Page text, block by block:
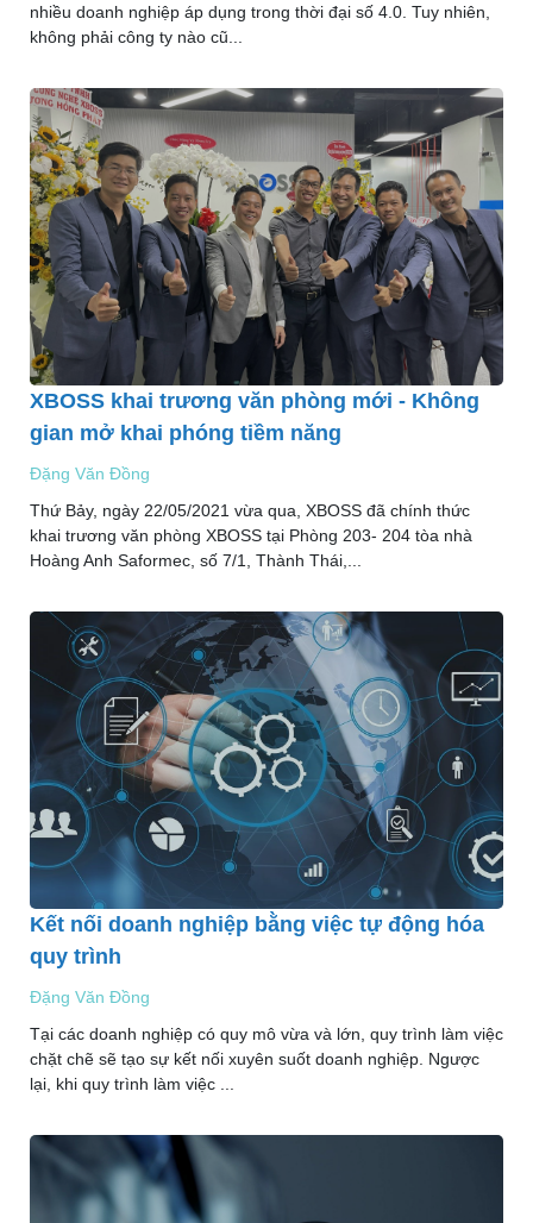
nhiều doanh nghiệp áp dụng trong thời đại số 4.0. Tuy nhiên,
không phải công ty nào cũ...
XBOSS khai trương văn phòng mới - Không
gian mở khai phóng tiềm năng
Đặng Văn Đồng
Thứ Bảy, ngày 22/05/2021 vừa qua, XBOSS đã chính thức
khai trương văn phòng XBOSS tại Phòng 203- 204 tòa nhà
Hoàng Anh Saformec, số 7/1, Thành Thái,...
Kết nối doanh nghiệp bằng việc tự động hóa
quy trình
Đặng Văn Đồng
Tại các doanh nghiệp có quy mô vừa và lớn, quy trình làm việc
chặt chẽ sẽ tạo sự kết nối xuyên suốt doanh nghiệp. Ngược
lại, khi quy trình làm việc ...